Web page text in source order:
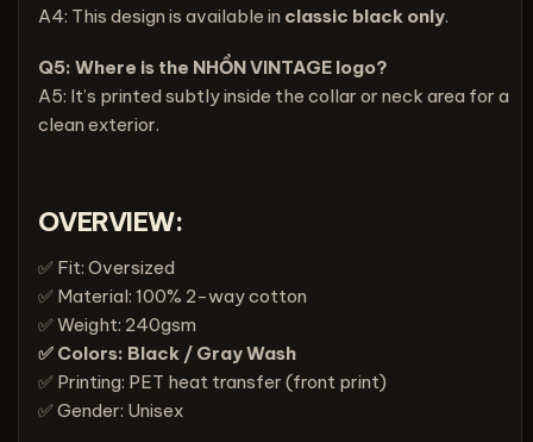
A4: This design is available in classic black only.
Q5: Where is the NHỒN VINTAGE logo?
A5: It’s printed subtly inside the collar or neck area for a
clean exterior.
OVERVIEW:
✅ Fit: Oversized
✅ Material: 100% 2-way cotton
✅ Weight: 240gsm
✅ Colors: Black / Gray Wash
✅ Printing: PET heat transfer (front print)
✅ Gender: Unisex